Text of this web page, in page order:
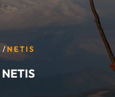
/ NETIS
NETIS